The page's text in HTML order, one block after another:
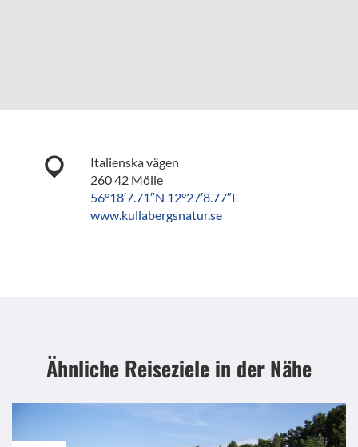
Italienska vägen
260 42 Mölle
56°18′7.71″N 12°27′8.77″E
www.kullabergsnatur.se
Ähnliche Reiseziele in der Nähe